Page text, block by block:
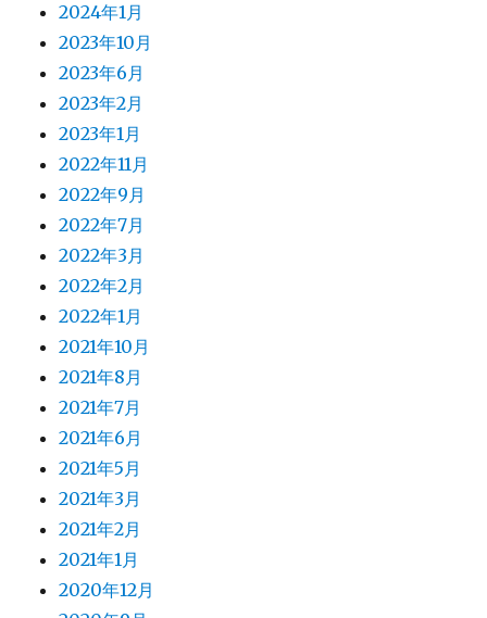
2024年1月
2023年10月
2023年6月
2023年2月
2023年1月
2022年11月
2022年9月
2022年7月
2022年3月
2022年2月
2022年1月
2021年10月
2021年8月
2021年7月
2021年6月
2021年5月
2021年3月
2021年2月
2021年1月
2020年12月